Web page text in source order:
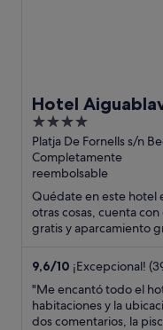
Hotel
4
out
of
5
Platja De Fornells s/n
Completamente
reembolsable
Quédate en este hotel
otras cosas, cuenta
gratis y aparcamiento
9,6/10 ¡Excepcional!
"Me encantó todo el
habitaciones y la
dos comentarios, la